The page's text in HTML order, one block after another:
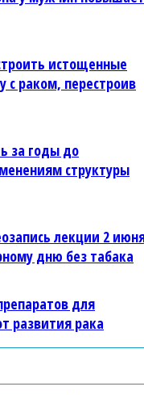
истощенные
с раком, перестроив
за годы до
структуры
лекции 2
дню без табака
для
развития рака